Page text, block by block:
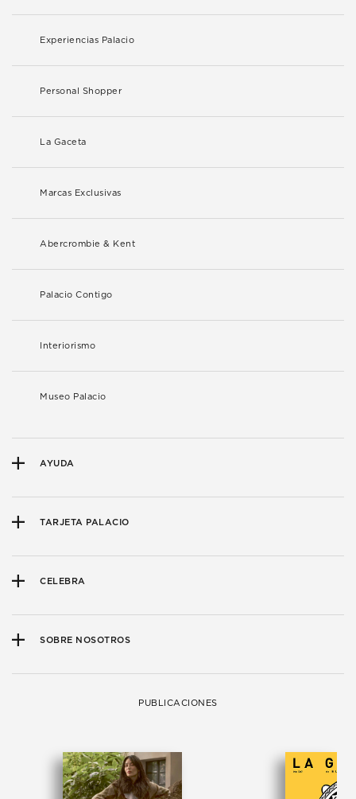
Experiencias Palacio
Personal Shopper
La Gaceta
Marcas Exclusivas
Abercrombie & Kent
Palacio Contigo
Interiorismo
Museo Palacio
AYUDA
TARJETA PALACIO
CELEBRA
SOBRE NOSOTROS
PUBLICACIONES